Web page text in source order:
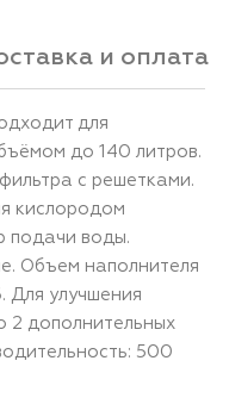
и оплата
для
до 140 литров.
с решетками.
кислородом
подачи воды.
Объем наполнителя
Для улучшения
2 дополнительных
500